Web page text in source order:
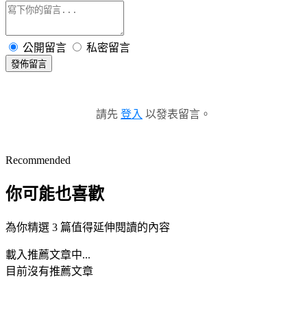
公開留言 私密留言
發佈留言
請先 登入 以發表留言。
Recommended
你可能也喜歡
為你精選 3 篇值得延伸閱讀的內容
載入推薦文章中...
目前沒有推薦文章